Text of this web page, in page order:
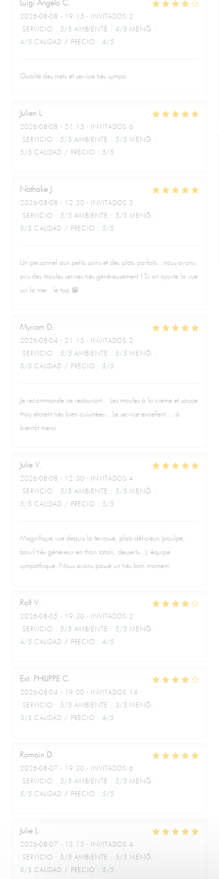
Luigi Angelo C
2026-08-08 - 19:15 - INVITADOS 2
SERVICIO : 5/5 AMBIENTE : 4/5 MENÚ :
4/5 CALIDAD / PRECIO : 4/5
Qualité des mets et service très sympa
Julien L
2026-08-08 - 21:15 - INVITADOS 6
SERVICIO : 5/5 AMBIENTE : 5/5 MENÚ :
5/5 CALIDAD / PRECIO : 5/5
Nathalie
2026-08-08 - 12:30 - INVITADOS 3
SERVICIO : 5/5 AMBIENTE : 5/5 MENÚ :
5/5 CALIDAD / PRECIO : 5/5
Un personnel aux petits soins et des plats parfaits : nous avons
pris des moules servies très généreusement ! Si on ajoute la vue
sur la mer : le top 😁
Myriam D
2026-08-04 - 21:15 - INVITADOS 2
SERVICIO : 5/5 AMBIENTE : 5/5 MENÚ :
5/5 CALIDAD / PRECIO : 5/5
Je recommande ce restaurant... Les moules à la crème et sauce
thay étaient très bien cuisinées... Le service excellent.... à
bientôt merci
Julie V
2026-08-08 - 12:30 - INVITADOS 4
SERVICIO : 5/5 AMBIENTE : 5/5 MENÚ :
5/5 CALIDAD / PRECIO : 5/5
Magnifique vue depuis la terrasse, plats délicieux (poulpe,
bowl très généreux en thon tataki, desserts...), équipe
sympathique. Nous avons passé un très bon moment.
Rolf V
2026-08-05 - 19:30 - INVITADOS 2
SERVICIO : 5/5 AMBIENTE : 5/5 MENÚ :
4/5 CALIDAD / PRECIO : 4/5
Ext. PHILIPPE C
2026-08-04 - 19:00 - INVITADOS 14
SERVICIO : 5/5 AMBIENTE : 3/5 MENÚ :
3/5 CALIDAD / PRECIO : 4/5
Romain D
2026-08-07 - 19:30 - INVITADOS 6
SERVICIO : 5/5 AMBIENTE : 5/5 MENÚ :
5/5 CALIDAD / PRECIO : 5/5
Julie L
2026-08-07 - 13:15 - INVITADOS 4
SERVICIO : 5/5 AMBIENTE : 5/5 MENÚ :
5/5 CALIDAD / PRECIO : 5/5
Le Café de la Plage